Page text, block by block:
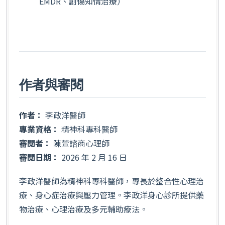
作者與審閱
作者： 李政洋醫師
專業資格： 精神科專科醫師
審閱者： 陳萱諮商心理師
審閱日期： 2026 年 2 月 16 日
李政洋醫師為精神科專科醫師，專長於整合性心理治
療、身心症治療與壓力管理。李政洋身心診所提供藥
物治療、心理治療及多元輔助療法。